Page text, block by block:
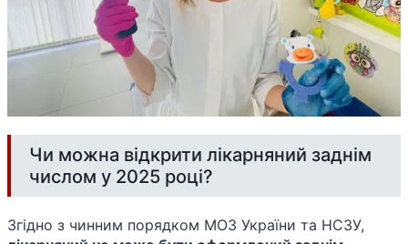
Чи можна відкрити лікарняний заднім
числом у 2025 році?
Згідно з чинним порядком МОЗ України та НСЗУ,